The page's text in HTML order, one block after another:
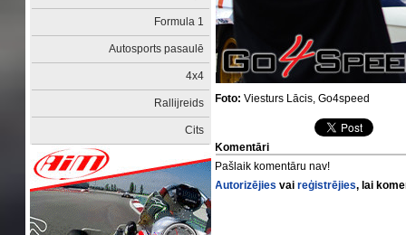
Formula 1
Autosports pasaulē
4x4
Rallijreids
Cits
Foto: Viesturs Lācis, Go4speed
Komentāri
Pašlaik komentāru nav!
Autorizējies vaireģistrējies, lai